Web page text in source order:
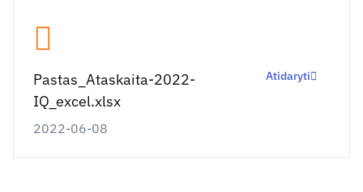
Pastas_Ataskaita-2022-
IQ_excel.xlsx
2022-06-08
Atidaryti